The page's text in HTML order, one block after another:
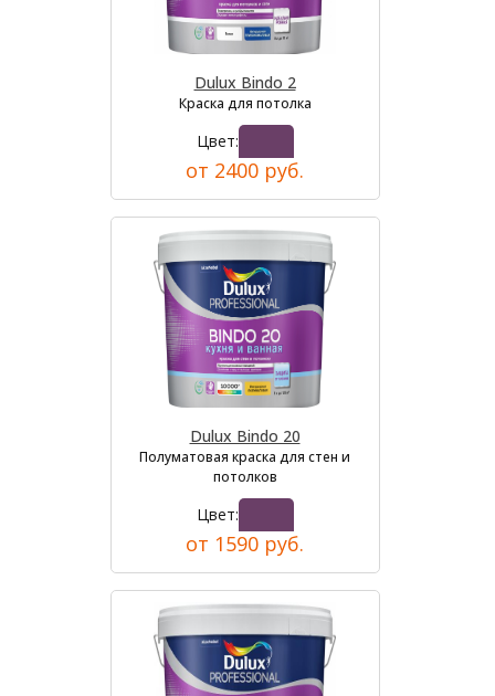
Dulux Bindo 2
Краска для потолка
Цвет:
от 2400 руб.
Dulux Bindo 20
Полуматовая краска для стен и
потолков
Цвет:
от 1590 руб.